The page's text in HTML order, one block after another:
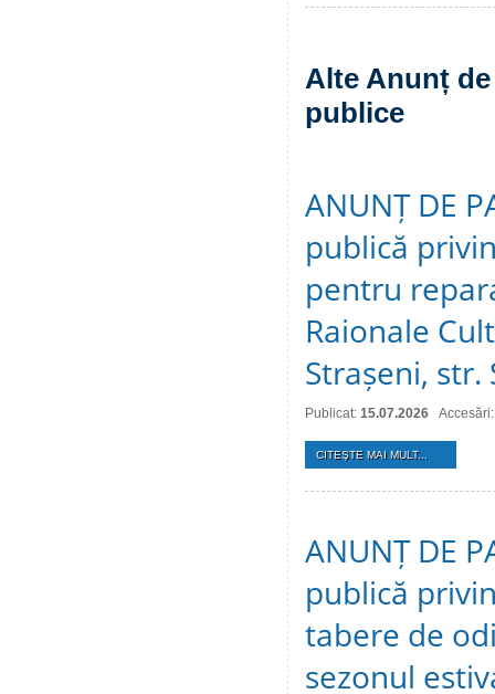
Alte Anunț
publice
ANUNȚ DE
publică
pentru
Raionale
Strașeni, str.
Publicat: 15.07.2026
CITEŞTE MAI MULT...
ANUNȚ DE
publică
tabere de
sezonul